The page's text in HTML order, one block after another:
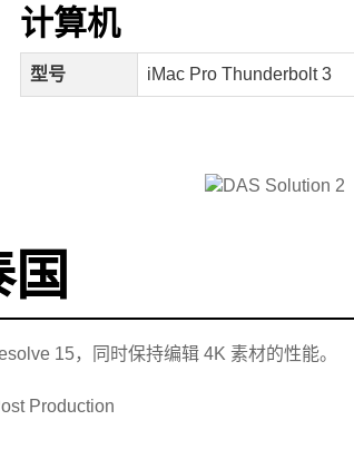
计算机
型号 iMac Pro Thunderbolt 3
15，同时保持编辑 4K 素材的性能。